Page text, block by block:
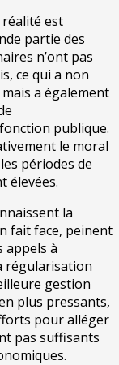
est
partie des
n’ont pas
ce qui a non
a également
publique.
le moral
périodes de
élevées.
la
fait face, peinent
appels à
régularisation
gestion
plus pressants,
pour alléger
pas suffisants